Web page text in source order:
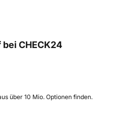
CHECK24
über 10 Mio. Optionen finden.